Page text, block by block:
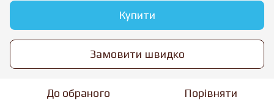
Купити
Замовити швидко
До обраного Порівняти